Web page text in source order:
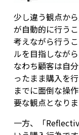
少し違う観点か
が自動的に行う
考えながら行う
ルを目指しなが
なわち顧客は自
ったまま購入を
までに面倒な操
要な観点となりま
一方、「